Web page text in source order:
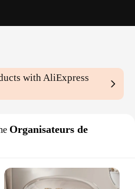
with AliExpress
Organisateurs de